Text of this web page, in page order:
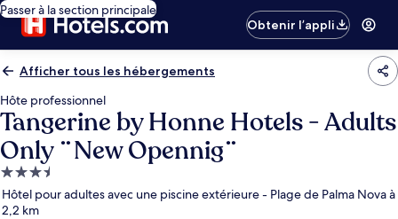
Passer à la section principale
Obtenir l’appli
Afficher tous les hébergements
Hôte professionnel
Tangerine by Honne Hotels - Adults
Only ¨New Opennig¨
Hébergement
3.5 étoiles
Hôtel pour adultes avec une piscine extérieure - Plage de Palma Nova à
2,2 km